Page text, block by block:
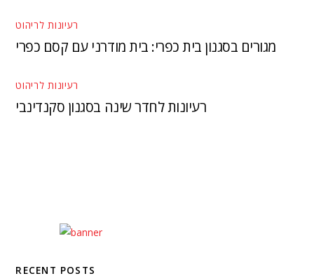
רעיונות לריהוט
מגורים בסגנון בית כפרי: בית מודרני עם קסם כפרי
רעיונות לריהוט
רעיונות לחדר שינה בסגנון סקנדינבי
RECENT POSTS